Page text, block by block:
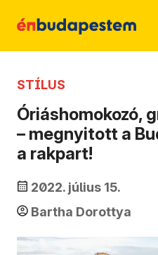
STÍLUS
Óriáshomokozó,
– megnyitott a
a rakpart!
2022. július 15.
Bartha Dorottya